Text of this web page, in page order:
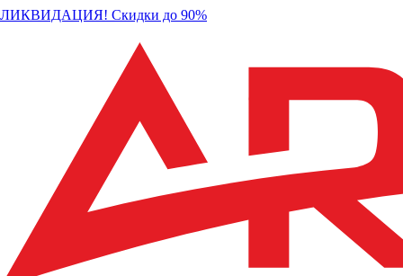
ЛИКВИДАЦИЯ! Скидки до 90%